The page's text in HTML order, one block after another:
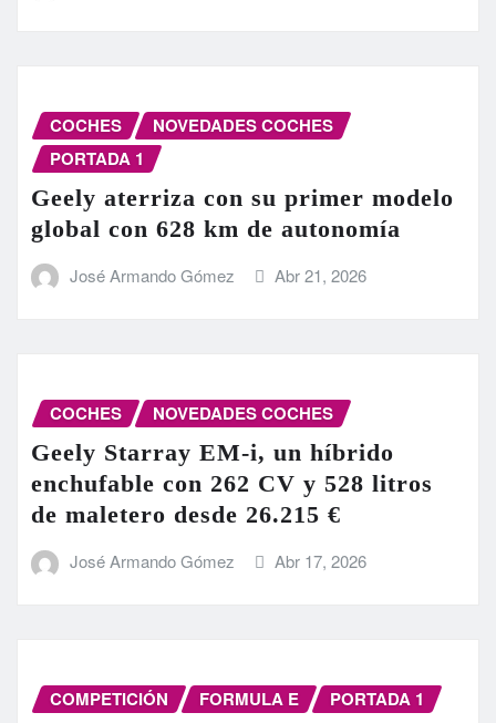
COCHES
NOVEDADES COCHES
PORTADA 1
Geely aterriza con su primer modelo
global con 628 km de autonomía
José Armando Gómez Abr 21, 2026
COCHES NOVEDADES COCHES
Geely Starray EM-i, un híbrido
enchufable con 262 CV y 528 litros
de maletero desde 26.215 €
José Armando Gómez Abr 17, 2026
COMPETICIÓN FORMULA E PORTADA 1